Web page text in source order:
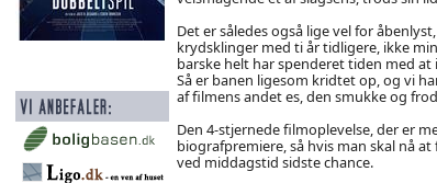
Det er således også lige vel for
krydsklinger med ti år tidligere, ikke
barske helt har spenderet tiden med
Så er banen ligesom kridtet op, og vi
af filmens andet es, den smukke og
Den 4-stjernede filmoplevelse, der er
biografpremiere, så hvis man skal nå
ved middagstid sidste chance.